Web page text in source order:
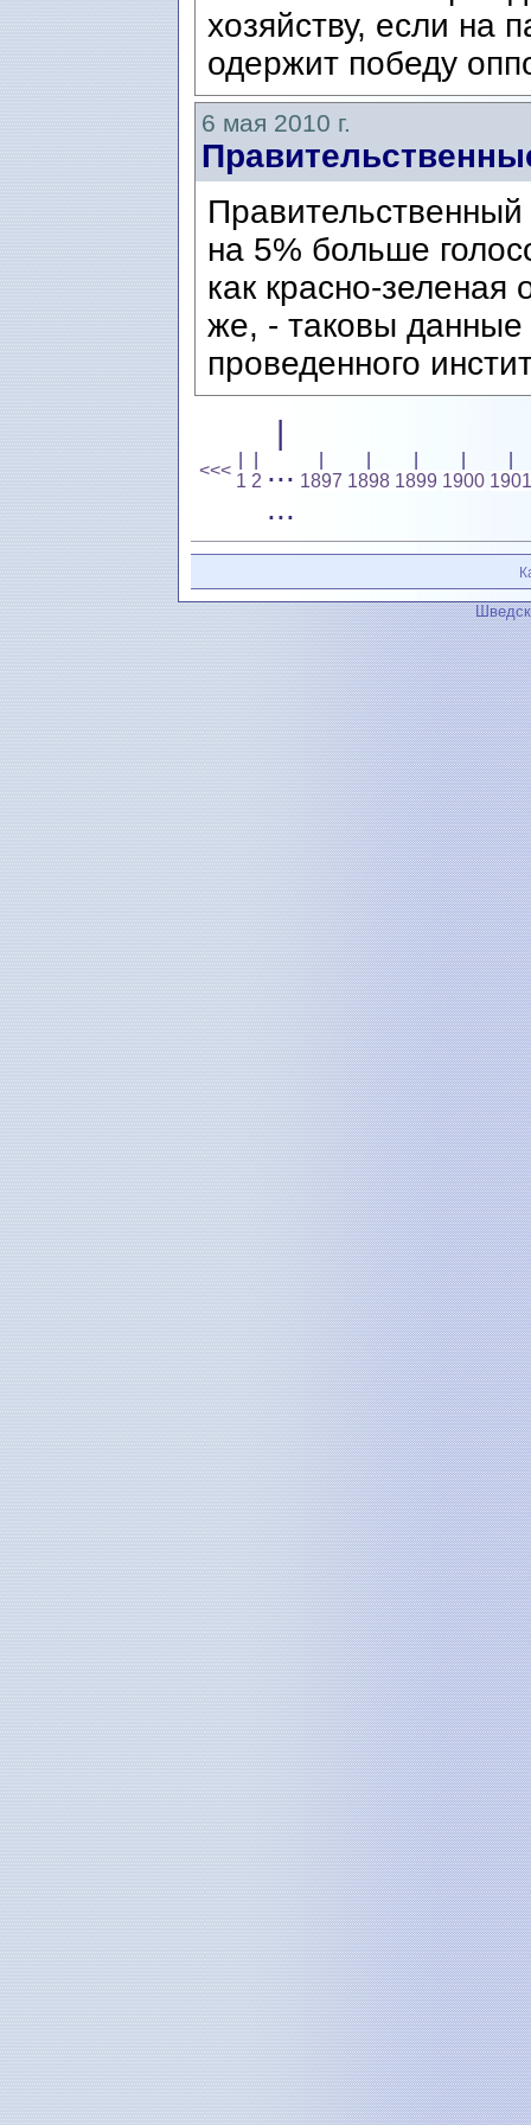
хозяйству, если на
одержит победу
6 мая 2010 г.
на 5% больше
как красно-зеленая
же, - таковы данные
проведенного
<<<
1 2
|
...
...
1897 1898 1899 1900 1901